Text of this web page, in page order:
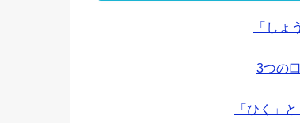
「しょ
3つの
「ひく」